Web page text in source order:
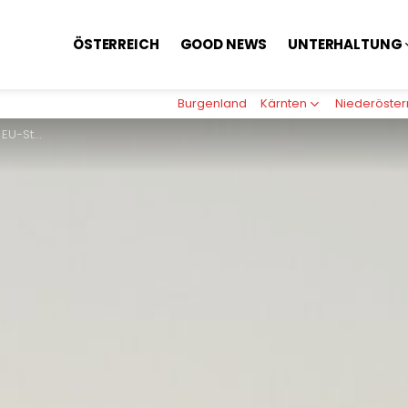
ÖSTERREICH GOOD NEWS UNTERHALTUNG
Burgenland Kärnten
Gewinne